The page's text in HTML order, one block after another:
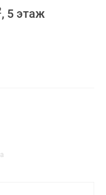
, 5 этаж